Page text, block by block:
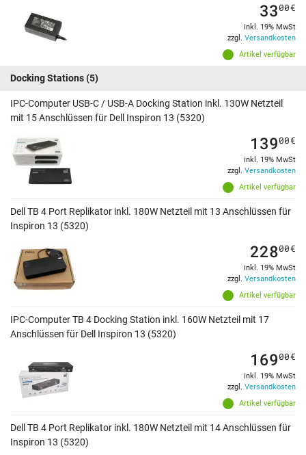
Artikel verfügbar
3300€
inkl. 19% MwSt
zzgl. Versandkosten
Docking Stations(5)
IPC-Computer USB-C / USB-A Docking Station inkl. 130W Netzteil
mit 15 Anschlüssen für Dell Inspiron 13 (5320)
Artikel verfügbar
13900€
inkl. 19% MwSt
zzgl. Versandkosten
Dell TB 4 Port Replikator inkl. 180W Netzteil mit 13 Anschlüssen für
Inspiron 13 (5320)
Artikel verfügbar
22800€
inkl. 19% MwSt
zzgl. Versandkosten
IPC-Computer TB 4 Docking Station inkl. 160W Netzteil mit 17
Anschlüssen für Dell Inspiron 13 (5320)
Artikel verfügbar
16900€
inkl. 19% MwSt
zzgl. Versandkosten
Dell TB 4 Port Replikator inkl. 180W Netzteil mit 14 Anschlüssen für
Inspiron 13 (5320)